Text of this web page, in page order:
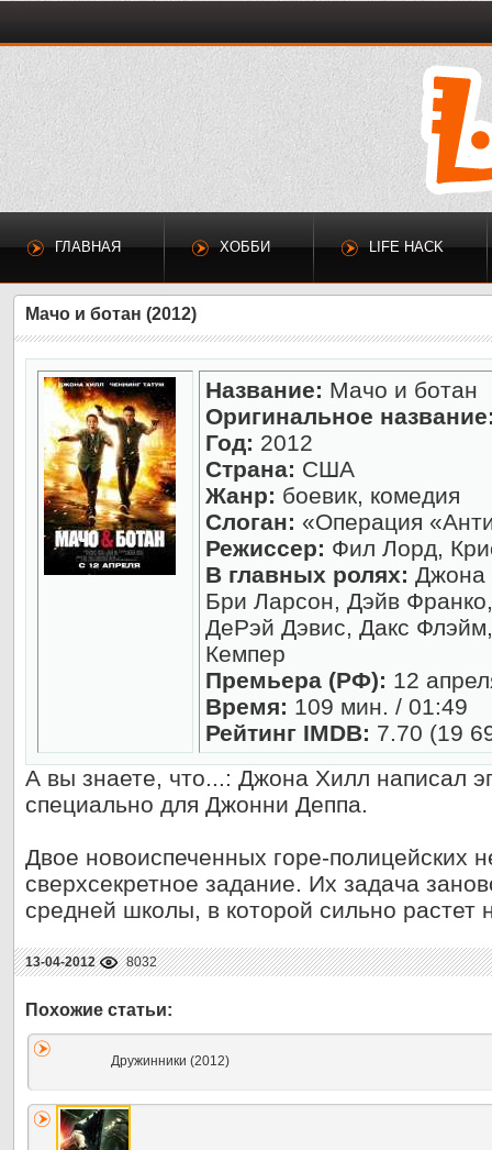
ГЛАВНАЯ ХОББИ LIFE HACK
Мачо и ботан (2012)
Название: Мачо и ботан
Оригинальное
Год: 2012
Страна: США
Жанр: боевик, комедия
Слоган: «Операция
Режиссер: Фил Лорд,
В главных ролях: Джона
Бри Ларсон, Дэйв
ДеРэй Дэвис, Дакс
Кемпер
Премьера (РФ): 12
Время: 109 мин. / 01:49
Рейтинг IMDB: 7.70 (19
А вы знаете, что...: Джона Хилл написал
специально для Джонни Деппа.
Двое новоиспеченных горе-полицейских
сверхсекретное задание. Их задача
средней школы, в которой сильно растет
13-04-2012 8032
Дружинники (2012)